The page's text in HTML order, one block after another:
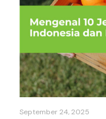
September 24, 2025